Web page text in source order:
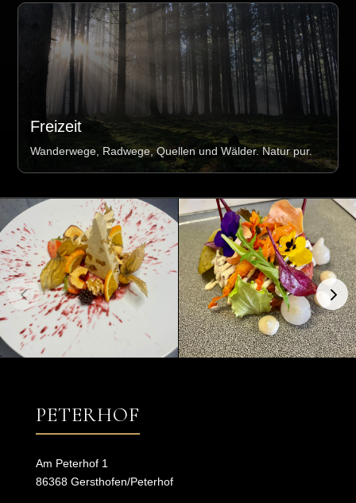
Freizeit
Wanderwege, Radwege, Quellen und Wälder. Natur pur.
PETERHOF
Am Peterhof 1
86368 Gersthofen/Peterhof